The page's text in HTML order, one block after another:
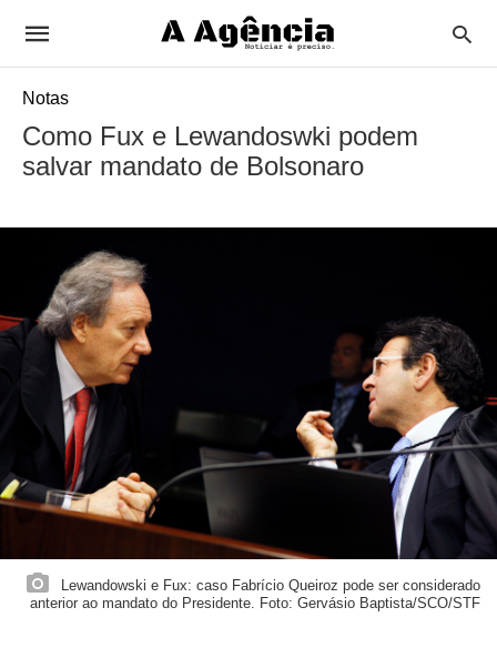
Notas
Como Fux e Lewandoswki podem
salvar mandato de Bolsonaro
Lewandowski e Fux: caso Fabrício Queiroz pode ser considerado
anterior ao mandato do Presidente. Foto: Gervásio Baptista/SCO/STF